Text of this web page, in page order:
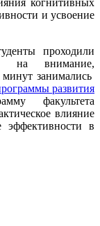
и усвоение
проходили
на внимание,
занимались
развития
факультета
влияние
эффективности в